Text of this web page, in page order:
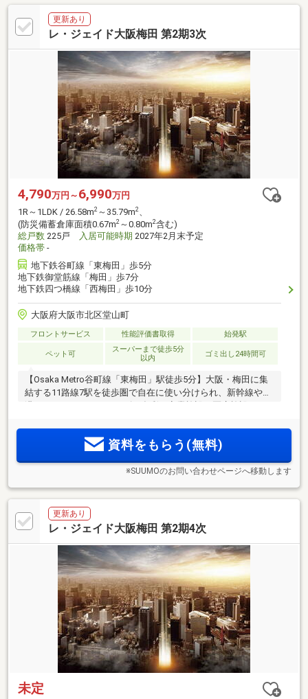
更新あり
レ・ジェイド大阪梅田 第2期3次
4,790万円～ 6,990万円
1R～1LDK / 26.58m2 ～35.79m2 、
(防災備蓄倉庫面積0.67m2 ～0.80m2含む)
総戸数 225戸 入居可能時期 2027年2月末予定
価格帯 -
地下鉄谷町線「東梅田」歩5分
地下鉄御堂筋線「梅田」歩7分
地下鉄四つ橋線「西梅田」歩10分
大阪府大阪市北区堂山町
フロントサービス 性能評価書取得 始発駅
ペット可
スーパーまで徒歩5分
以内
ゴミ出し24時間可
【Osaka Metro谷町線「東梅田」駅徒歩5分】大阪・梅田に集
結する11路線7駅を徒歩圏で自在に使い分けられ、新幹線や空
ド大阪梅田＞誕生
資料をもらう(無料)
※SUUMOのお問い合わせページへ移動します
更新あり
レ・ジェイド大阪梅田 第2期4次
未定